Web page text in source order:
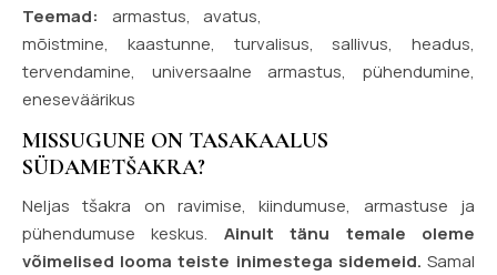
Teemad: armastus, avatus,
mõistmine, kaastunne, turvalisus, sallivus, headus,
tervendamine, universaalne armastus, pühendumine,
eneseväärikus
MISSUGUNE ON TASAKAALUS
SÜDAMETŠAKRA?
Neljas tšakra on ravimise, kiindumuse, armastuse ja
pühendumuse keskus. Ainult tänu temale oleme
võimelised looma teiste inimestega sidemeid. Samal